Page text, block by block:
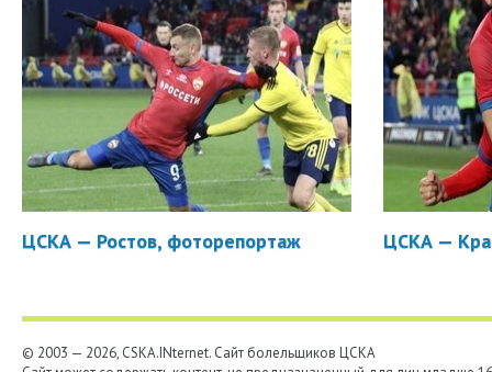
ЦСКА — Ростов, фоторепортаж ЦСКА —
© 2003 — 2026, CSKA.INternet. Cайт болельщиков ЦСКА